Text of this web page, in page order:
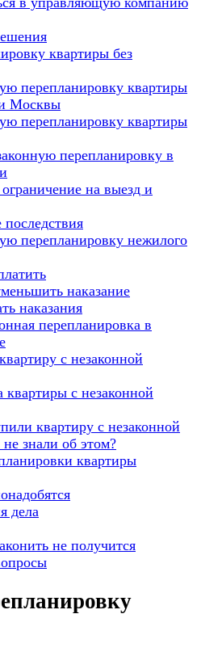
квартиры без
перепланировку квартиры
Москвы
перепланировку квартиры
перепланировку в
на выезд и
перепланировку нежилого
наказание
наказания
перепланировка в
с незаконной
квартиры с незаконной
квартиру с незаконной
знали об этом?
квартиры
дела
не получится